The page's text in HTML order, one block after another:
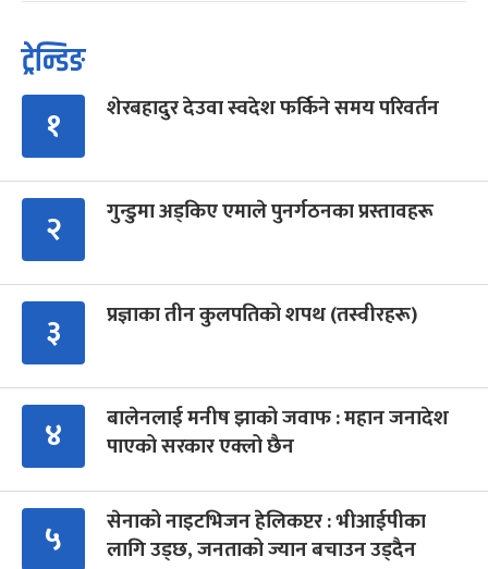
ट्रेन्डिङ
१ शेरबहादुर देउवा स्वदेश फर्किने समय परिवर्तन
२ गुन्डुमा अड्किए एमाले पुनर्गठनका प्रस्तावहरू
३ प्रज्ञाका तीन कुलपतिको शपथ (तस्वीरहरू)
४
बालेनलाई मनीष झाको जवाफ : महान जनादेश
पाएको सरकार एक्लो छैन
५
सेनाको नाइटभिजन हेलिकप्टर : भीआईपीका
लागि उड्छ, जनताको ज्यान बचाउन उड्दैन